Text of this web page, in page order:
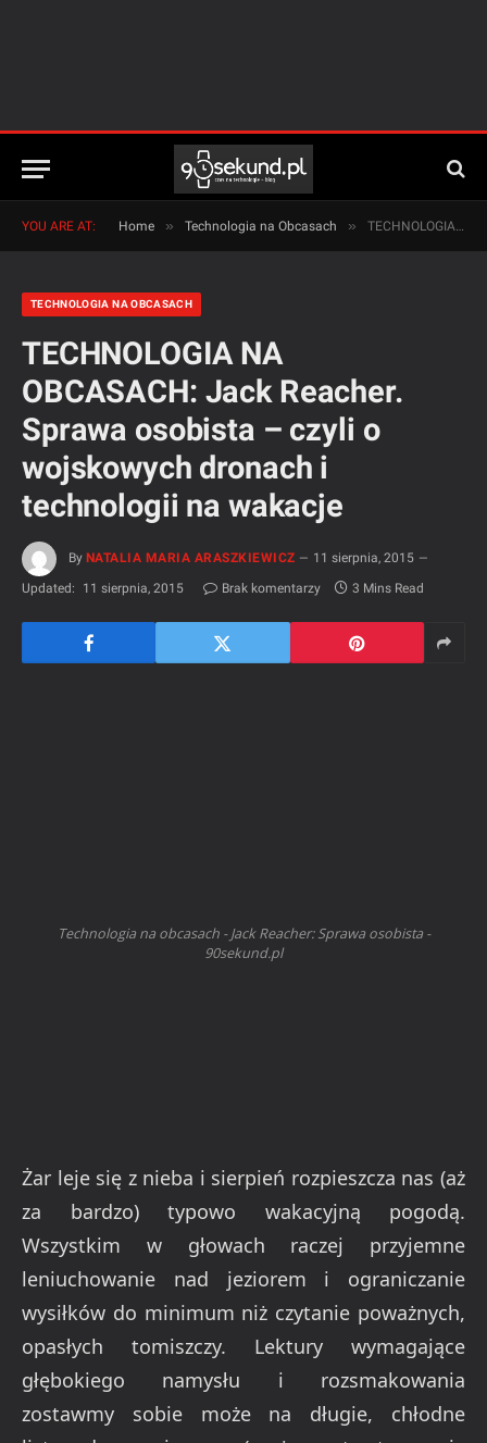
YOU ARE AT: Home » Technologia na Obcasach » TECHNOLOGIA NA OBCASACH: Jack Reacher. Sprawa osobista – czyli o wojskowych dronach i technologii na wakacje
TECHNOLOGIA NA OBCASACH
TECHNOLOGIA NA
OBCASACH: Jack Reacher.
Sprawa osobista – czyli o
wojskowych dronach i
technologii na wakacje
By NATALIA MARIA ARASZKIEWICZ
11 sierpnia, 2015
Updated:
11 sierpnia, 2015 Brak komentarzy 3 Mins Read
Technologia na obcasach - Jack Reacher: Sprawa osobista -
90sekund.pl
Żar leje się z nieba i sierpień rozpieszcza nas (aż
za bardzo) typowo wakacyjną pogodą.
Wszystkim w głowach raczej przyjemne
leniuchowanie nad jeziorem i ograniczanie
wysiłków do minimum niż czytanie poważnych,
opasłych tomiszczy. Lektury wymagające
głębokiego namysłu i rozsmakowania
zostawmy sobie może na długie, chłodne